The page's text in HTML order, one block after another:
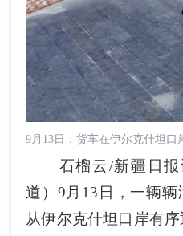
9月13日，货车在伊尔克什坦口
石榴云/新疆日报
道）9月13日，一辆辆
从伊尔克什坦口岸有